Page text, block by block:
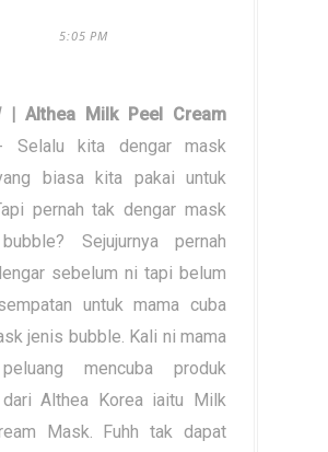
5:05 PM
| Althea Milk Peel Cream
kita dengar mask
biasa kita pakai untuk
pernah tak dengar mask
Sejujurnya pernah
sebelum ni tapi belum
untuk mama cuba
jenis bubble. Kali ni mama
mencuba produk
Althea Korea iaitu Milk
Mask. Fuhh tak dapat